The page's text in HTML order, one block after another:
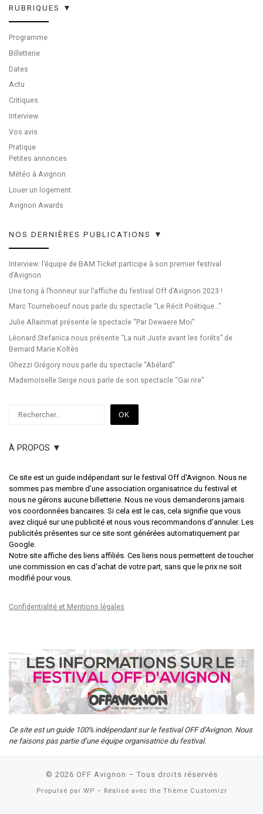
RUBRIQUES ▼
Programme
Billetterie
Dates
Actu
Critiques
Interview
Vos avis
Pratique
Petites annonces
Météo à Avignon
Louer un logement
Avignon Awards
NOS DERNIÈRES PUBLICATIONS ▼
Interview: l’équipe de BAM Ticket participe à son premier festival
d’Avignon
Une tong à l’honneur sur l’affiche du festival Off d’Avignon 2023 !
Marc Tourneboeuf nous parle du spectacle “Le Récit Poétique…”
Julie Allainmat présente le spectacle “Par Dewaere Moi”
Léonard Stefanica nous présente “La nuit Juste avant les forêts” de
Bernard Marie Koltès
Ghezzi Grégory nous parle du spectacle “Abélard”
Mademoiselle Serge nous parle de son spectacle “Gai rire”
OK
À PROPOS ▼
Ce site est un guide indépendant sur le festival Off d'Avignon. Nous ne
sommes pas membre d’une association organisatrice du festival et
nous ne gérons aucune billetterie. Nous ne vous demanderons jamais
vos coordonnées bancaires. Si cela est le cas, cela signifie que vous
avez cliqué sur une publicité et nous vous recommandons d’annuler. Les
publicités présentes sur ce site sont générées automatiquement par
Google.
Notre site affiche des liens affiliés. Ces liens nous permettent de toucher
une commission en cas d'achat de votre part, sans que le prix ne soit
modifié pour vous.
Confidentialité et Mentions légales
Ce site est un guide 100% indépendant sur le festival OFF d’Avignon. Nous
ne faisons pas partie d’une équipe organisatrice du festival.
© 2026 OFF Avignon – Tous droits réservés
Propulsé par WP – Réalisé avec the Thème Customizr